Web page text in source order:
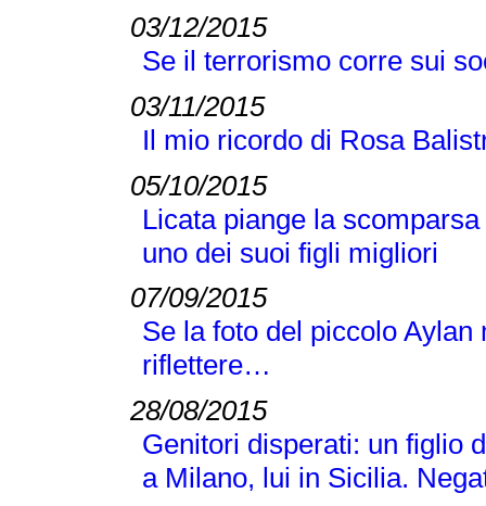
03/12/2015
Se il terrorismo corre sui
03/11/2015
Il mio ricordo di Rosa
05/10/2015
Licata piange la
uno dei suoi figli migliori
07/09/2015
Se la foto del piccolo
riflettere…
28/08/2015
Genitori disperati: un figlio
a Milano, lui in Sicilia.